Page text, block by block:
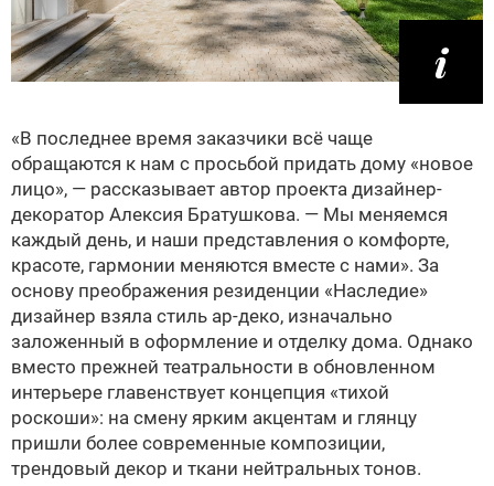
«В последнее время заказчики всё чаще
обращаются к нам с просьбой придать дому «новое
лицо», — рассказывает автор проекта дизайнер-
декоратор Алексия Братушкова. — Мы меняемся
каждый день, и наши представления о комфорте,
красоте, гармонии меняются вместе с нами». За
основу преображения резиденции «Наследие»
дизайнер взяла стиль ар-деко, изначально
заложенный в оформление и отделку дома. Однако
вместо прежней театральности в обновленном
интерьере главенствует концепция «тихой
роскоши»: на смену ярким акцентам и глянцу
пришли более современные композиции,
трендовый декор и ткани нейтральных тонов.